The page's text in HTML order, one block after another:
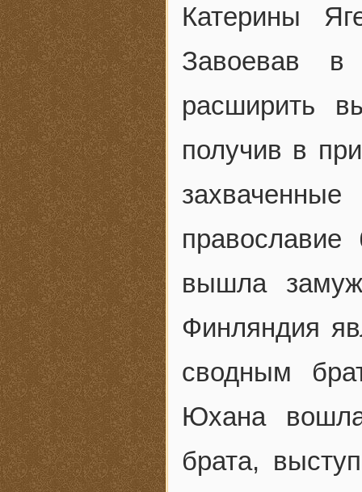
Катерины
Завоевав
расширить
получив в
вышла
Финляндия
сводным
Юхана
брата,